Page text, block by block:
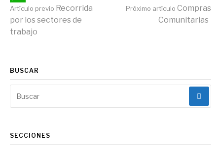
WhatsApp
Continuar
Artículo previo Recorrida
por los sectores de
trabajo
Próximo artículo Compras
Comunitarias
BUSCAR
SECCIONES